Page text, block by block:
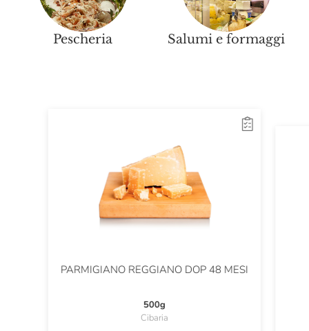
Pescheria Salumi e formaggi
PARMIGIANO REGGIANO DOP 48 MESI
500g
Cibaria